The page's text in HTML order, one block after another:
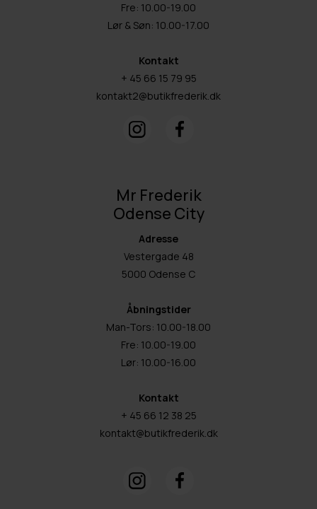
Fre: 10.00-19.00
Lør & Søn: 10.00-17.00
Kontakt
+ 45 66 15 79 95
kontakt2@butikfrederik.dk
Mr Frederik
Odense City
Adresse
Vestergade 48
5000 Odense C
Åbningstider
Man-Tors: 10.00-18.00
Fre: 10.00-19.00
Lør: 10.00-16.00
Kontakt
+ 45 66 12 38 25
kontakt@butikfrederik.dk